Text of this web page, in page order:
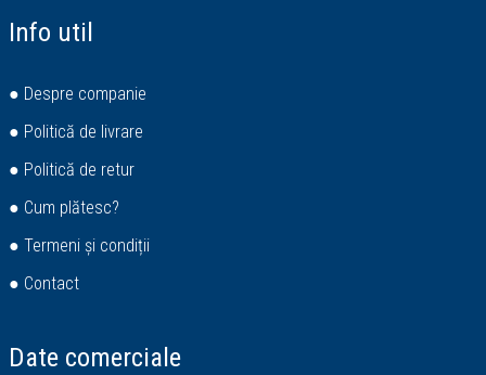
Info util
● Despre companie
● Politică de livrare
● Politică de retur
● Cum plătesc?
● Termeni și condiții
● Contact
Date comerciale